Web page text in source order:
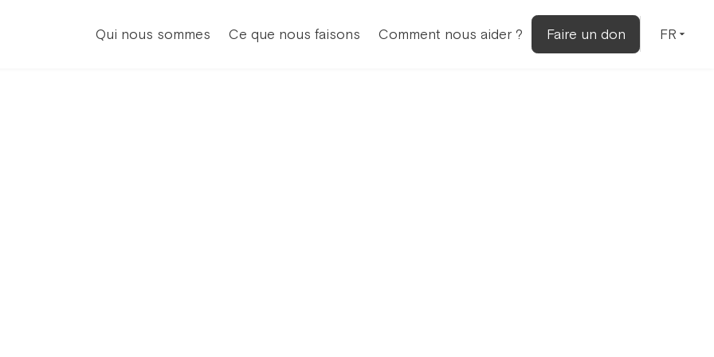
Qui nous sommes Ce que nous faisons Comment nous aider ? Faire un don FR